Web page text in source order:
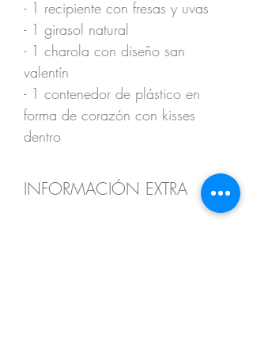
- 1 recipiente con fresas y uvas
- 1 girasol natural
- 1 charola con diseño san
valentín
- 1 contenedor de plástico en
forma de corazón con kisses
dentro
INFORMACIÓN EXTRA